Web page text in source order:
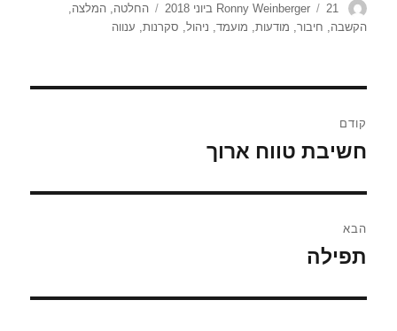
מחבר Ronny Weinberger
פורסם
בתאריך
21 ביוני 2018 תגיות
החלטה,המלצה,
הקשבה, חיבור, מודעות, מועמד, ניהול, סקרנות, ענווה
קודם
הפוסט
חשיבת טווח ארוך
הבא
הפוסט
תפילה